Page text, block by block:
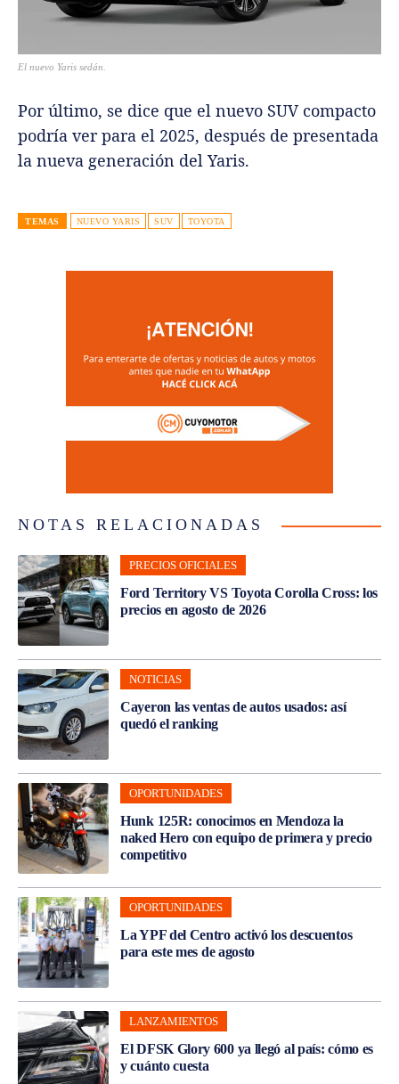
El nuevo Yaris sedán.
Por último, se dice que el nuevo SUV compacto
podría ver para el 2025, después de presentada
la nueva generación del Yaris.
TEMAS NUEVO YARIS SUV TOYOTA
NOTAS RELACIONADAS
PRECIOS OFICIALES
Ford Territory VS Toyota Corolla Cross: los
precios en agosto de 2026
NOTICIAS
Cayeron las ventas de autos usados: así
quedó el ranking
OPORTUNIDADES
Hunk 125R: conocimos en Mendoza la
naked Hero con equipo de primera y precio
competitivo
OPORTUNIDADES
La YPF del Centro activó los descuentos
para este mes de agosto
LANZAMIENTOS
El DFSK Glory 600 ya llegó al país: cómo es
y cuánto cuesta